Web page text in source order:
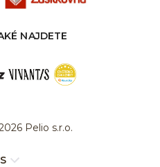
NAJDETE
Pelio s.r.o.